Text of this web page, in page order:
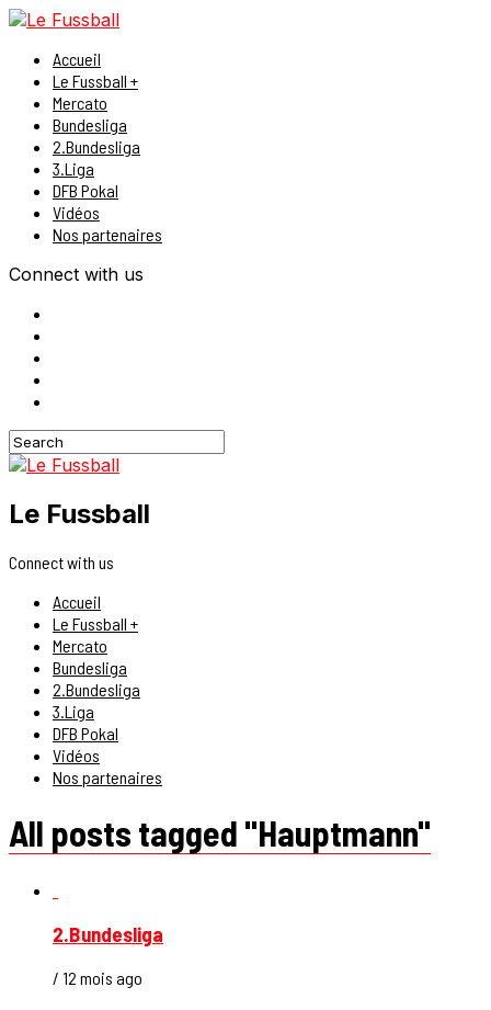
Accueil
Le Fussball +
Mercato
Bundesliga
2.Bundesliga
3.Liga
DFB Pokal
Vidéos
Nos partenaires
Connect with us
Le Fussball
Connect with us
Accueil
Le Fussball +
Mercato
Bundesliga
2.Bundesliga
3.Liga
DFB Pokal
Vidéos
Nos partenaires
All posts tagged "Hauptmann"
2.Bundesliga
/ 12 mois ago